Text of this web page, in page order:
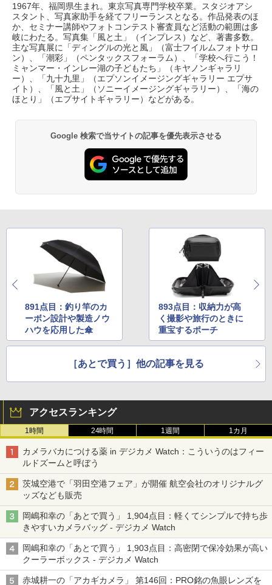
1967年、福岡県生まれ。東京写真専門学校卒業。スタジオアシ
スタント、写真家助手を経てフリーランスとなる。作品発表のほ
か、セミナー講師やフォトコンテスト審査員など活動の範囲は多
岐にわたる。写真集「風と土」（インプレス）など、著書多数。
主な写真展に「ディングルの光と風」（富士フイルムフォトサロ
ン）、「潮彩」（ペンタックスフォーラム）、「学校へ行こう！
ミャンマー・インレー湖の子どもたち」（キヤノンギャラリ
ー）、「九十九里」（エプソンイメージングギャラリー エプサ
イト）、「風と土」（ソニーイメージングギャラリー）、「海の
ほとり」（エプサイトギャラリー）などがある。
Google 検索で当サイトの記事を優先表示させる
891点目：釣り竿のカ
ーボン設計や製造ノウ
ハウを応用した傘
893点目：収納力が高
く撮影や旅行のときに
重宝するポーチ
［あとで買う］他の記事を見る
アクセスランキング
1時間 24時間 1週間 1カ月
カメラバカにつける薬 in デジカメ Watch：こういうのはフィー
ルドズームと呼ぼう
茨城空港で「羽田空港フェア」が開催 航空会社のオリジナルグ
ッズなども販売
岡嶋和幸の「あとで買う」 1,904点目：軽くてシンプルで持ち歩
きやすいカメラバッグ - デジカメ Watch
岡嶋和幸の「あとで買う」 1,903点目：高密閉で保冷効果が高い
クーラーボックス - デジカメ Watch
赤城耕一の「アカギカメラ」 第146回：PRO銘の魚眼レンズを